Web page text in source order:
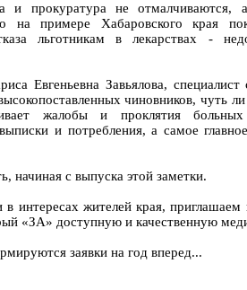
и прокуратура не отмалчиваются,
на примере Хабаровского края
льготникам в лекарствах -
Евгеньевна Завьялова,
чиновников, чуть
жалобы и проклятия
и потребления, а самое
начиная с выпуска этой заметки.
в интересах жителей края,
«ЗА» доступную и качественную
заявки на год вперед...